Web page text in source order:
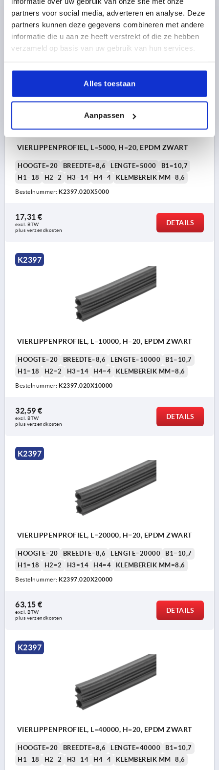
partners voor social media, adverteren en analyse. Deze
partners kunnen deze gegevens combineren met andere
informatie die u aan ze heeft verstrekt of die ze hebben
verzameld op basis van uw gebruik van hun services.
Alles toestaan
Aanpassen
8,14 €
plus verzendkosten
DETAILS
VIERLIPPENPROFIEL, L=5000, H=20, EPDM ZWART
HOOGTE=20 BREEDTE=8,6 LENGTE=5000
B1=10,7
H1=18
H2=2 H3=14 H4=4 KLEMBEREIK MM=8,6
Bestelnummer: K2397.020X5000
17,31 €
excl. BTW
plus verzendkosten
DETAILS
K2397
VIERLIPPENPROFIEL, L=10000, H=20, EPDM ZWART
HOOGTE=20 BREEDTE=8,6 LENGTE=10000
B1=10,7
H1=18
H2=2 H3=14 H4=4 KLEMBEREIK MM=8,6
Bestelnummer: K2397.020X10000
32,59 €
excl. BTW
plus verzendkosten
DETAILS
K2397
VIERLIPPENPROFIEL, L=20000, H=20, EPDM ZWART
HOOGTE=20 BREEDTE=8,6 LENGTE=20000
B1=10,7
H1=18
H2=2 H3=14 H4=4 KLEMBEREIK MM=8,6
Bestelnummer: K2397.020X20000
63,15 €
excl. BTW
plus verzendkosten
DETAILS
K2397
VIERLIPPENPROFIEL, L=40000, H=20, EPDM ZWART
HOOGTE=20 BREEDTE=8,6 LENGTE=40000
B1=10,7
H1=18
H2=2 H3=14 H4=4 KLEMBEREIK MM=8,6